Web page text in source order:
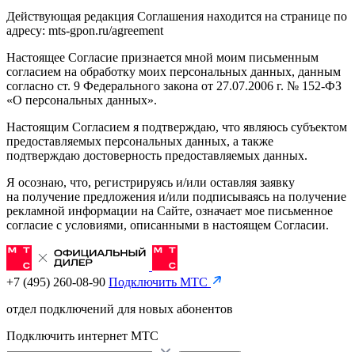
Действующая редакция Соглашения находится на странице по
адресу: mts-gpon.ru/agreement
Настоящее Согласие признается мной моим письменным
согласием на обработку моих персональных данных, данным
согласно ст. 9 Федерального закона от 27.07.2006 г. № 152-ФЗ
«О персональных данных».
Настоящим Согласием я подтверждаю, что являюсь субъектом
предоставляемых персональных данных, а также
подтверждаю достоверность предоставляемых данных.
Я осознаю, что, регистрируясь и/или оставляя заявку
на получение предложения и/или подписываясь на получение
рекламной информации на Сайте, означает мое письменное
согласие с условиями, описанными в настоящем Согласии.
+7 (495) 260-08-90 Подключить МТС
отдел подключений для новых абонентов
Подключить интернет МТС